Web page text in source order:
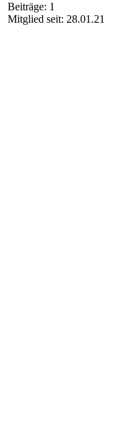
Beiträge: 1
Mitglied seit: 28.01.21